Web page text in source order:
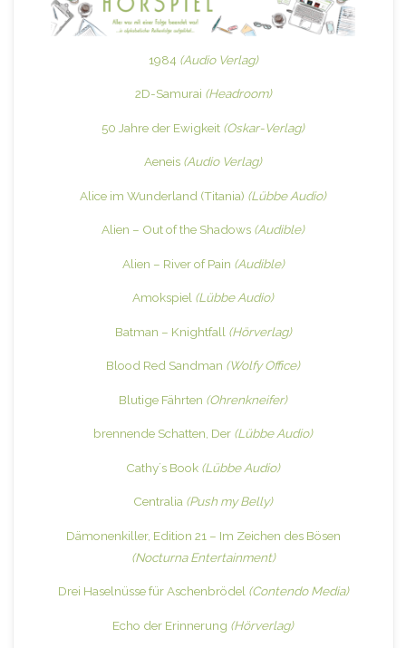
1984 (Audio Verlag)
2D-Samurai (Headroom)
50 Jahre der Ewigkeit (Oskar-Verlag)
Aeneis (Audio Verlag)
Alice im Wunderland (Titania) (Lübbe Audio)
Alien – Out of the Shadows (Audible)
Alien – River of Pain (Audible)
Amokspiel (Lübbe Audio)
Batman – Knightfall (Hörverlag)
Blood Red Sandman (Wolfy Office)
Blutige Fährten (Ohrenkneifer)
brennende Schatten, Der (Lübbe Audio)
Cathy´s Book (Lübbe Audio)
Centralia (Push my Belly)
Dämonenkiller, Edition 21 – Im Zeichen des Bösen
(Nocturna Entertainment)
Drei Haselnüsse für Aschenbrödel (Contendo Media)
Echo der Erinnerung (Hörverlag)